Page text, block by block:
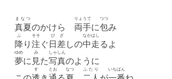
真夏
まなつ
のかけら 両手
りょうて
に包
つつ
み
降
ふ
り注
そそ
ぐ日
ひ
差
ざ
しの中
なか
走
はし
るよ
夢
ゆめ
に 見
み
た写真
しゃしん
のように
す とお なつ ふたり いちばん